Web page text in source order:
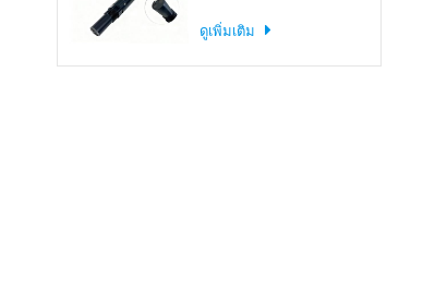
ดูเพิ่มเติม